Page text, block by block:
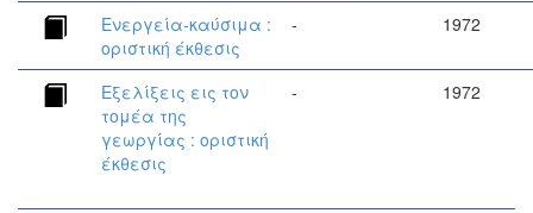
Ενεργεία-καύσιμα :
οριστική έκθεσις
- 1972
Εξελίξεις εις τον
τομέα της
γεωργίας : οριστική
έκθεσις
- 1972